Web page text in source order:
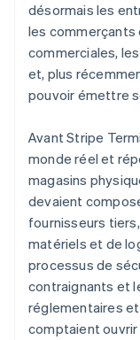
Stripe
Découvrez
Regarder la
désormais les
les commerçants
commerciales,
et, plus
pouvoir émettre
Avant Stripe
monde réel et
magasins
devaient
fournisseurs
matériels et de
processus de
contraignants et
réglementaires
comptaient ouvrir